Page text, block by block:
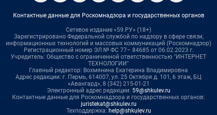
Контактные данные для Роскомнадзора и государственных органов
Сетевое издание «59.РУ» (18+)
Зарегистрировано Федеральной службой по надзору в сфере связи,
информационных технологий и массовых коммуникаций (Роскомнадзор)
Регистрационный номер ЭЛ № ФС 77– 84685 от 06.02.2023 г.
Учредитель: Общество с ограниченной ответственностью "ИНТЕРНЕТ
ТЕХНОЛОГИИ"
Главный редактор: Вохмянина Екатерина Владимировна
Адрес редакции: г. Пермь, 614007, ул. 25 Октября д. 101, 6 этаж, БЦ
«Авангард», 8 (342) 215-01-21
Электронный адрес редакции: 59@shkulev.ru
Контактные данные для Роскомнадзора и государственных органов:
juristekat@shkulev.ru
Техподдержка: help@shkulev.ru